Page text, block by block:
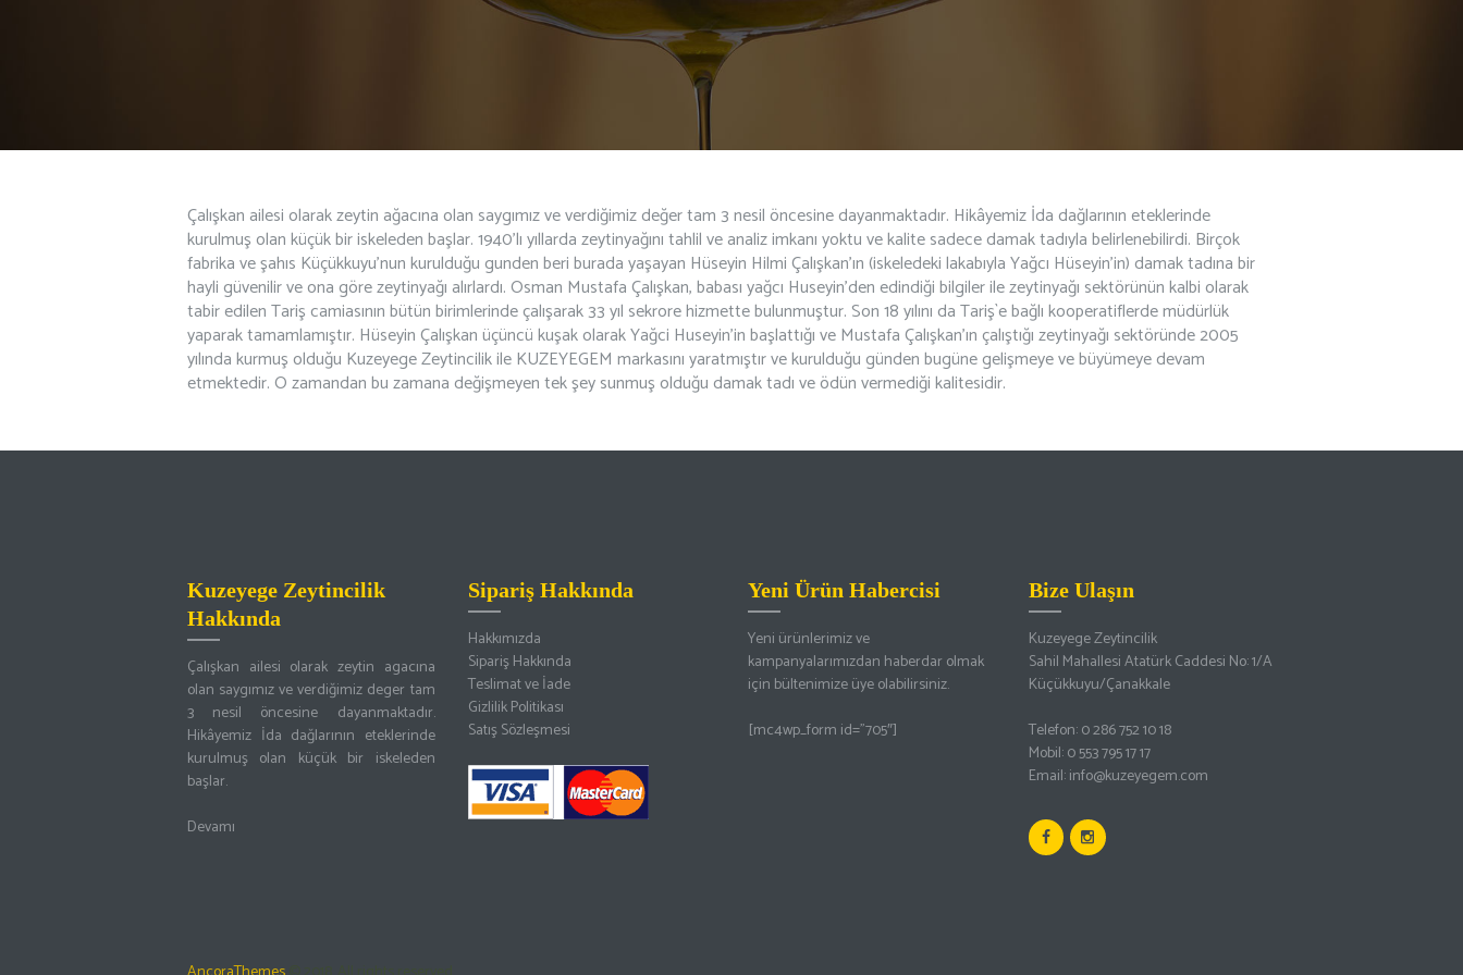
Çalışkan ailesi olarak zeytin ağacına olan saygımız ve verdiğimiz değer tam 3 nesil öncesine dayanmaktadır. Hikâyemiz İda dağlarının eteklerinde
kurulmuş olan küçük bir iskeleden başlar. 1940’lı yıllarda zeytinyağını tahlil ve analiz imkanı yoktu ve kalite sadece damak tadıyla belirlenebilirdi. Birçok
fabrika ve şahıs Küçükkuyu’nun kurulduğu gunden beri burada yaşayan Hüseyin Hilmi Çalışkan’ın (iskeledeki lakabıyla Yağcı Hüseyin’in) damak tadına bir
hayli güvenilir ve ona göre zeytinyağı alırlardı. Osman Mustafa Çalışkan, babası yağcı Huseyin’den edindiği bilgiler ile zeytinyağı sektörünün kalbi olarak
tabir edilen Tariş camiasının bütün birimlerinde çalışarak 33 yıl sekrore hizmette bulunmuştur. Son 18 yılını da Tariş`e bağlı kooperatiflerde müdürlük
yaparak tamamlamıştır. Hüseyin Çalışkan üçüncü kuşak olarak Yağci Huseyin’in başlattığı ve Mustafa Çalışkan’ın çalıştığı zeytinyağı sektöründe 2005
yılında kurmuş olduğu Kuzeyege Zeytincilik ile KUZEYEGEM markasını yaratmıştır ve kurulduğu günden bugüne gelişmeye ve büyümeye devam
etmektedir. O zamandan bu zamana değişmeyen tek şey sunmuş olduğu damak tadı ve ödün vermediği kalitesidir.
Kuzeyege Zeytincilik
Hakkında
Çalışkan ailesi olarak zeytin agacına
olan saygımız ve verdiğimiz deger tam
3 nesil öncesine dayanmaktadır.
Hikâyemiz İda dağlarının eteklerinde
kurulmuş olan küçük bir iskeleden
başlar.
Devamı
Sipariş Hakkında
Hakkımızda
Sipariş Hakkında
Teslimat ve İade
Gizlilik Politikası
Satış Sözleşmesi
Yeni Ürün Habercisi
Yeni ürünlerimiz ve
kampanyalarımızdan haberdar olmak
için bültenimize üye olabilirsiniz.
[mc4wp_form id=”705″]
Bize Ulaşın
Kuzeyege Zeytincilik
Sahil Mahallesi Atatürk Caddesi No: 1/A
Küçükkuyu/Çanakkale
Telefon: 0 286 752 10 18
Mobil: 0 553 795 17 17
Email: info@kuzeyegem.com